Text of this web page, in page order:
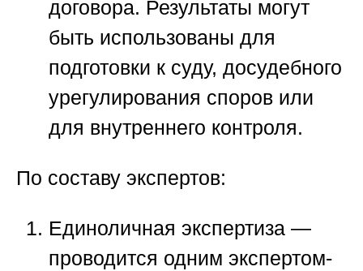
договора. Результаты могут
быть использованы для
подготовки к суду, досудебного
урегулирования споров или
для внутреннего контроля.
По составу экспертов:
Единоличная экспертиза —
проводится одним экспертом-